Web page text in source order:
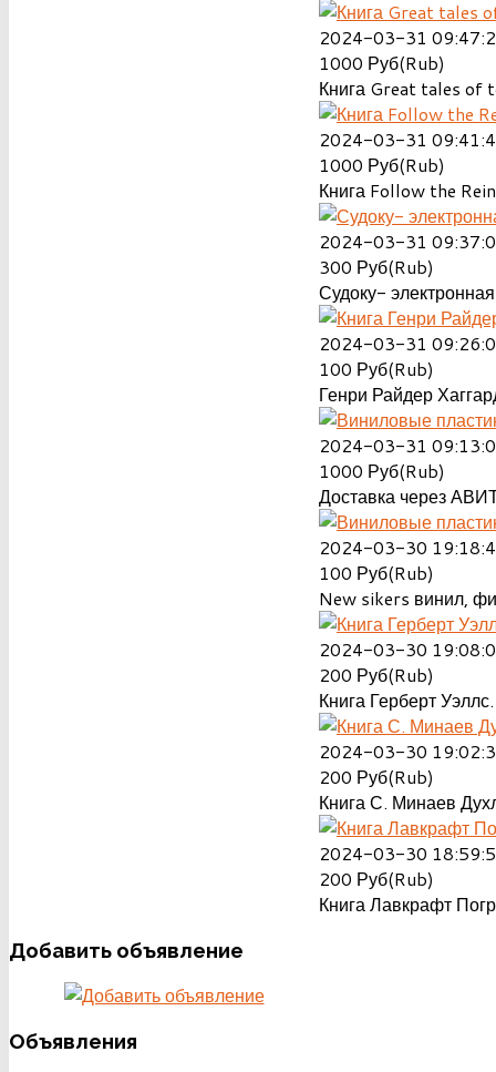
2024-03-31
1000 Руб(Rub)
Книга Great tales of
2024-03-31
1000 Руб(Rub)
Книга Follow the
2024-03-31
300 Руб(Rub)
Судоку-
2024-03-31
100 Руб(Rub)
Генри Райдер
2024-03-31
1000 Руб(Rub)
Доставка через
2024-03-30
100 Руб(Rub)
New sikers винил,
2024-03-30
200 Руб(Rub)
Книга Герберт
2024-03-30
200 Руб(Rub)
Книга С. Минаев
2024-03-30
200 Руб(Rub)
Книга Лавкрафт
Добавить объявление
Объявления